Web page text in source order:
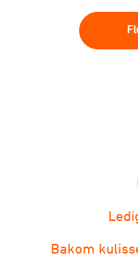
Bakom